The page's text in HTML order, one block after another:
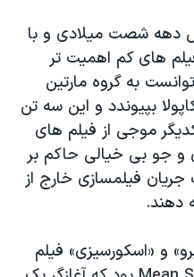
دهه شصت میلادی و با
های کم اهمیت تر
به گروه مارتین
بپیوندد و این سه تن
موجی از فیلم های
و جو بی خیالی حاکم بر
جریان فیلمسازی خارج از
دهند.
و «اسکورسیزی» فیلم